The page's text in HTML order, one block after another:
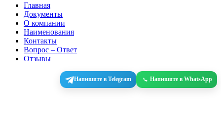
Главная
Документы
О компании
Наименования
Контакты
Вопрос – Ответ
Отзывы
Напишите в Telegram Напишите в WhatsApp